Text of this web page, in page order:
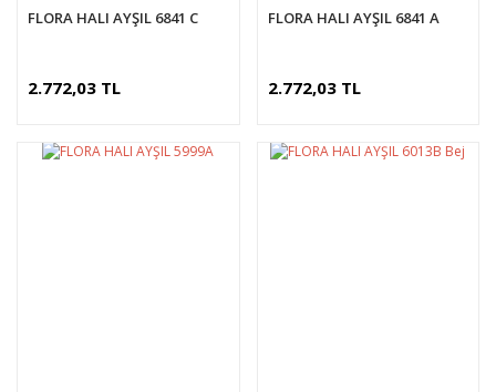
FLORA HALI AYŞIL 6841 C
2.772,03 TL
FLORA HALI AYŞIL 6841 A
2.772,03 TL